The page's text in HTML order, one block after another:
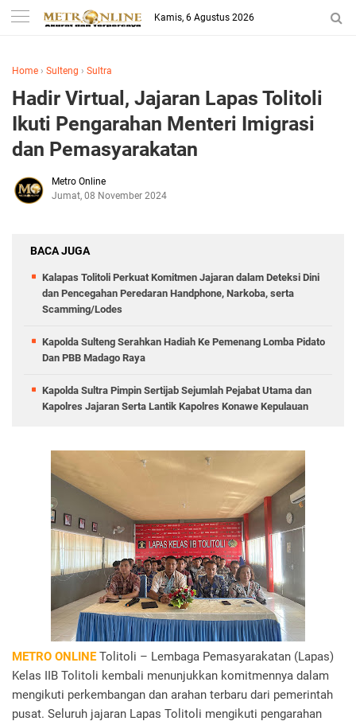
Kamis, 6 Agustus 2026
Home › Sulteng › Sultra
Hadir Virtual, Jajaran Lapas Tolitoli
Ikuti Pengarahan Menteri Imigrasi
dan Pemasyarakatan
Metro Online
Jumat, 08 November 2024
BACA JUGA
Kalapas Tolitoli Perkuat Komitmen Jajaran dalam Deteksi Dini
dan Pencegahan Peredaran Handphone, Narkoba, serta
Scamming/Lodes
Kapolda Sulteng Serahkan Hadiah Ke Pemenang Lomba Pidato
Dan PBB Madago Raya
Kapolda Sultra Pimpin Sertijab Sejumlah Pejabat Utama dan
Kapolres Jajaran Serta Lantik Kapolres Konawe Kepulauan
METRO ONLINETolitoli – Lembaga Pemasyarakatan (Lapas)
Kelas IIB Tolitoli kembali menunjukkan komitmennya dalam
mengikuti perkembangan dan arahan terbaru dari pemerintah
pusat. Seluruh jajaran Lapas Tolitoli mengikuti pengarahan